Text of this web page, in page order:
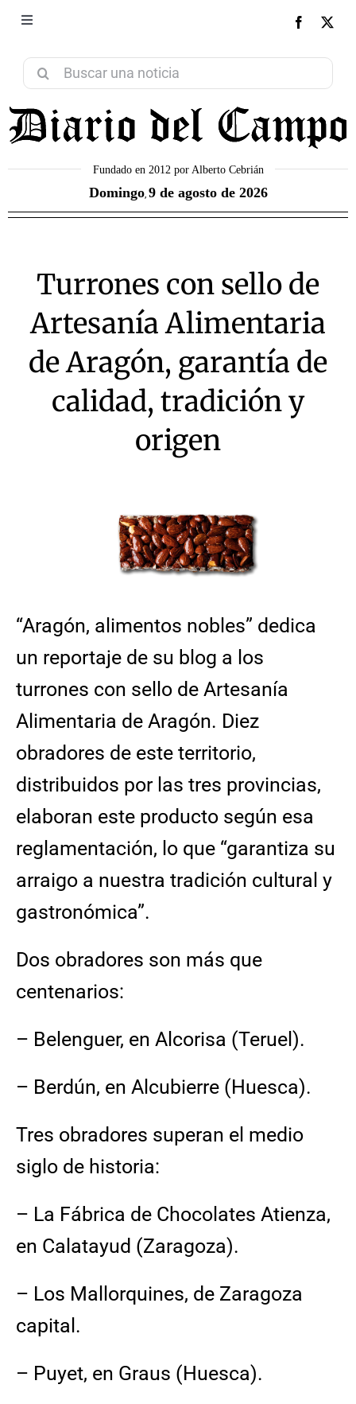
Toggle
Aviso Legal
Política de Privacidad
Buscar:
Fundado en 2012 por Alberto Cebrián
Domingo, 9 de agosto de 2026
Turrones con sello de
Artesanía Alimentaria
de Aragón, garantía de
calidad, tradición y
origen
“Aragón, alimentos nobles” dedica
un reportaje de su blog a los
turrones con sello de Artesanía
Alimentaria de Aragón. Diez
obradores de este territorio,
distribuidos por las tres provincias,
elaboran este producto según esa
reglamentación, lo que “garantiza su
arraigo a nuestra tradición cultural y
gastronómica”.
Dos obradores son más que
centenarios:
– Belenguer, en Alcorisa (Teruel).
– Berdún, en Alcubierre (Huesca).
Tres obradores superan el medio
siglo de historia:
– La Fábrica de Chocolates Atienza,
en Calatayud (Zaragoza).
– Los Mallorquines, de Zaragoza
capital.
– Puyet, en Graus (Huesca).
NEXT